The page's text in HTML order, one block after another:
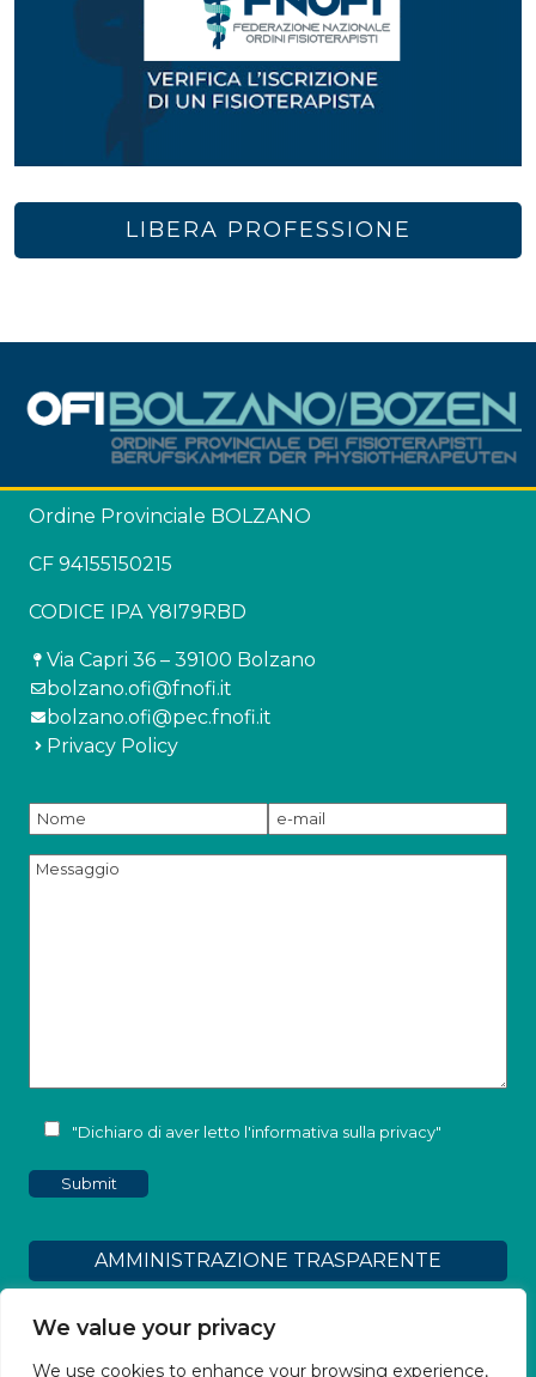
We value your privacy
We use cookies to enhance your browsing experience,
LIBERA PROFESSIONE
Ordine Provinciale BOLZANO
CF 94155150215
CODICE IPA Y8I79RBD
Via Capri 36 – 39100 Bolzano
bolzano.ofi@fnofi.it
bolzano.ofi@pec.fnofi.it
Privacy Policy
"Dichiaro di aver letto l'informativa sulla privacy"
AMMINISTRAZIONE TRASPARENTE
Dichiarazione di accessibilità